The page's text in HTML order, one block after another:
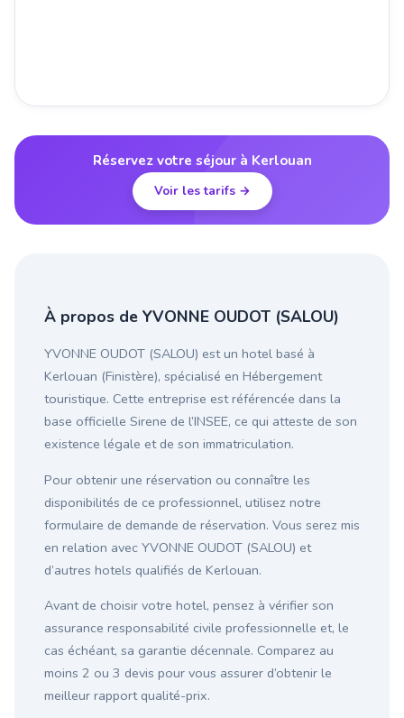
Réservez votre séjour à Kerlouan
Voir les tarifs →
À propos de YVONNE OUDOT (SALOU)
YVONNE OUDOT (SALOU) est un hotel basé à
Kerlouan (Finistère), spécialisé en Hébergement
touristique. Cette entreprise est référencée dans la
base officielle Sirene de l’INSEE, ce qui atteste de son
existence légale et de son immatriculation.
Pour obtenir une réservation ou connaître les
disponibilités de ce professionnel, utilisez notre
formulaire de demande de réservation. Vous serez mis
en relation avec YVONNE OUDOT (SALOU) et
d’autres hotels qualifiés de Kerlouan.
Avant de choisir votre hotel, pensez à vérifier son
assurance responsabilité civile professionnelle et, le
cas échéant, sa garantie décennale. Comparez au
moins 2 ou 3 devis pour vous assurer d’obtenir le
meilleur rapport qualité-prix.